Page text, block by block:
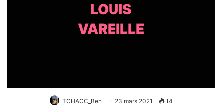
LOUIS
VAREILLE
TCHACC_Ben 23 mars 2021 14